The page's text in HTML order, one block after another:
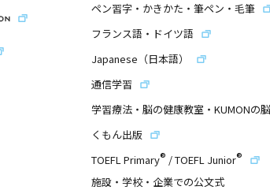
ペン習字・かきかた・筆ペン・毛筆
フランス語・ドイツ語
Japanese（日本語）
通信学習
学習療法・脳の健康教室・KUMONの
くもん出版
TOEFL Primary® /TOEFL Junior®
施設・学校・企業での公文式